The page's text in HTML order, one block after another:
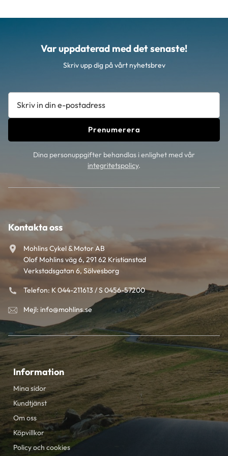
Var uppdaterad med det senaste!
Skriv upp dig på vårt nyhetsbrev
Prenumerera
Dina personuppgifter behandlas i enlighet med vår
integritetspolicy.
Kontakta oss
Mohlins Cykel & Motor AB
Olof Mohlins väg 6, 291 62 Kristianstad
Verkstadsgatan 6, Sölvesborg
Telefon: K 044-211613 / S 0456-57200
Mejl: info@mohlins.se
Information
Mina sidor
Kundtjänst
Om oss
Köpvillkor
Policy och cookies